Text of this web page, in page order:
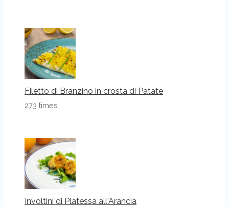
Filetto di Branzino in crosta di Patate
273 times
Involtini di Platessa all'Arancia